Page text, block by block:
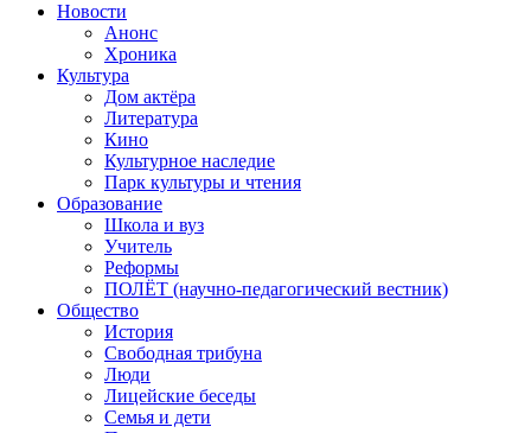
Новости
Анонс
Хроника
Культура
Дом актёра
Литература
Кино
Культурное наследие
Парк культуры и чтения
Образование
Школа и вуз
Учитель
Реформы
ПОЛЁТ (научно-педагогический вестник)
Общество
История
Свободная трибуна
Люди
Лицейские беседы
Семья и дети